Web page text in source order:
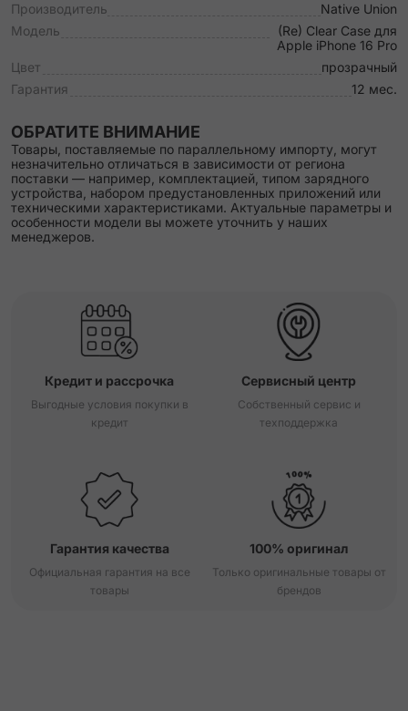
Производитель
Native Union
Модель
(Re) Clear Case для
Apple iPhone 16 Pro
Цвет
прозрачный
Гарантия
12 мес.
ОБРАТИТЕ ВНИМАНИЕ
Товары, поставляемые по параллельному импорту, могут
незначительно отличаться в зависимости от региона
поставки — например, комплектацией, типом зарядного
устройства, набором предустановленных приложений или
техническими характеристиками. Актуальные параметры и
особенности модели вы можете уточнить у наших
менеджеров.
Кредит и рассрочка
Выгодные условия покупки в
кредит
Сервисный центр
Собственный сервис и
техподдержка
Гарантия качества
Официальная гарантия на все
товары
100% оригинал
Только оригинальные товары от
брендов